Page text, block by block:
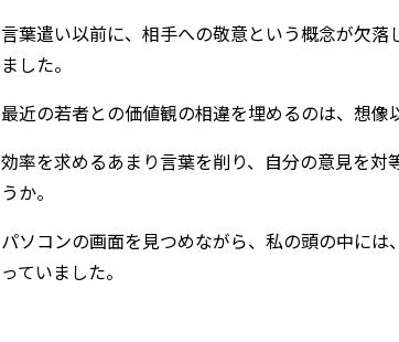
言葉遣い以前に、相手への敬意という概念が欠
ました。
最近の若者との価値観の相違を埋めるのは、想像
効率を求めるあまり言葉を削り、自分の意見を
うか。
パソコンの画面を見つめながら、私の頭の中に
っていました。